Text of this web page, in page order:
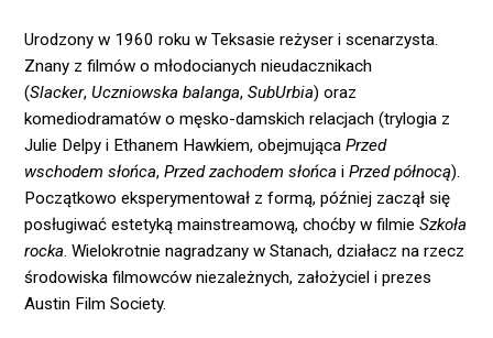
Urodzony w 1960 roku w Teksasie reżyser i scenarzysta.
Znany z filmów o młodocianych nieudacznikach
(Slacker, Uczniowska balanga,SubUrbia) oraz
komediodramatów o męsko-damskich relacjach (trylogia z
Julie Delpy i Ethanem Hawkiem, obejmującaPrzed
wschodem słońca,Przed zachodem słońca iPrzed północą).
Początkowo eksperymentował z formą, później zaczął się
posługiwać estetyką mainstreamową, choćby w filmieSzkoła
rocka. Wielokrotnie nagradzany w Stanach, działacz na rzecz
środowiska filmowców niezależnych, założyciel i prezes
Austin Film Society.